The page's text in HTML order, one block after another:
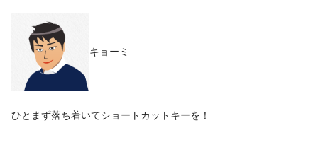
キョーミ
ひとまず落ち着いてショートカットキーを！